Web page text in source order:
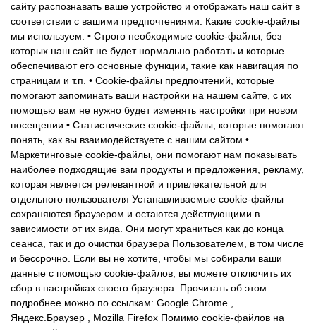
сайту распознавать ваше устройство и отображать наш сайт в
соответствии с вашими предпочтениями. Какие cookie-файлы
мы используем: • Строго необходимые cookie-файлы, без
которых наш сайт не будет нормально работать и которые
обеспечивают его основные функции, такие как навигация по
страницам и т.п. • Сookie-файлы предпочтений, которые
помогают запоминать ваши настройки на нашем сайте, с их
помощью вам не нужно будет изменять настройки при новом
посещении • Статистические cookie-файлы, которые помогают
понять, как вы взаимодействуете с нашим сайтом •
Маркетинговые cookie-файлы, они помогают нам показывать
наиболее подходящие вам продукты и предложения, рекламу,
которая является релевантной и привлекательной для
отдельного пользователя Устанавливаемые cookie-файлы
сохраняются браузером и остаются действующими в
зависимости от их вида. Они могут храниться как до конца
сеанса, так и до очистки браузера Пользователем, в том числе
и бессрочно. Если вы не хотите, чтобы мы собирали ваши
данные с помощью cookie-файлов, вы можете отключить их
сбор в настройках своего браузера. Прочитать об этом
подробнее можно по ссылкам: Google Chrome ,
Яндекс.Браузер , Mozilla Firefox Помимо cookie-файлов на